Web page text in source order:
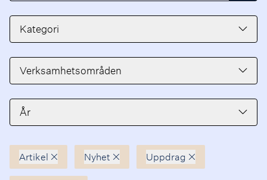
Kategori
Verksamhetsområden
År
Avmarkera
Artikel Avmarkera
Nyhet Avmarkera
Uppdrag